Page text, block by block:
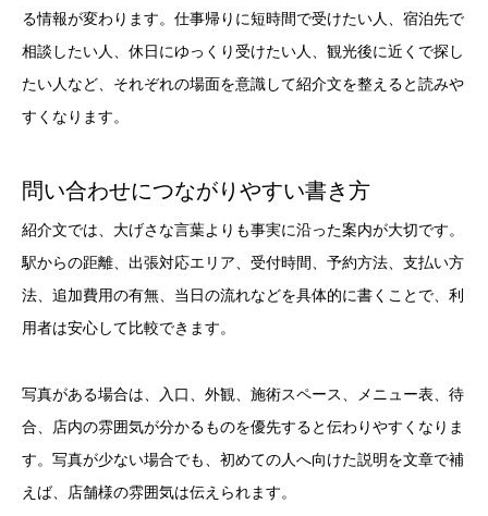
る情報が変わります。仕事帰りに短時間で受けたい人、宿泊先で
相談したい人、休日にゆっくり受けたい人、観光後に近くで探し
たい人など、それぞれの場面を意識して紹介文を整えると読みや
すくなります。
問い合わせにつながりやすい書き方
紹介文では、大げさな言葉よりも事実に沿った案内が大切です。
駅からの距離、出張対応エリア、受付時間、予約方法、支払い方
法、追加費用の有無、当日の流れなどを具体的に書くことで、利
用者は安心して比較できます。
写真がある場合は、入口、外観、施術スペース、メニュー表、待
合、店内の雰囲気が分かるものを優先すると伝わりやすくなりま
す。写真が少ない場合でも、初めての人へ向けた説明を文章で補
えば、店舗様の雰囲気は伝えられます。